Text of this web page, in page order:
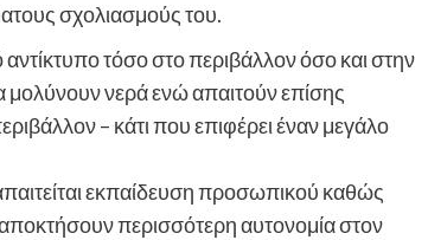
σχολιασμούς του.
τόσο στο περιβάλλον όσο και στην
μολύνουν νερά ενώ απαιτούν επίσης
– κάτι που επιφέρει έναν μεγάλο
εκπαίδευση προσωπικού καθώς
περισσότερη αυτονομία στον